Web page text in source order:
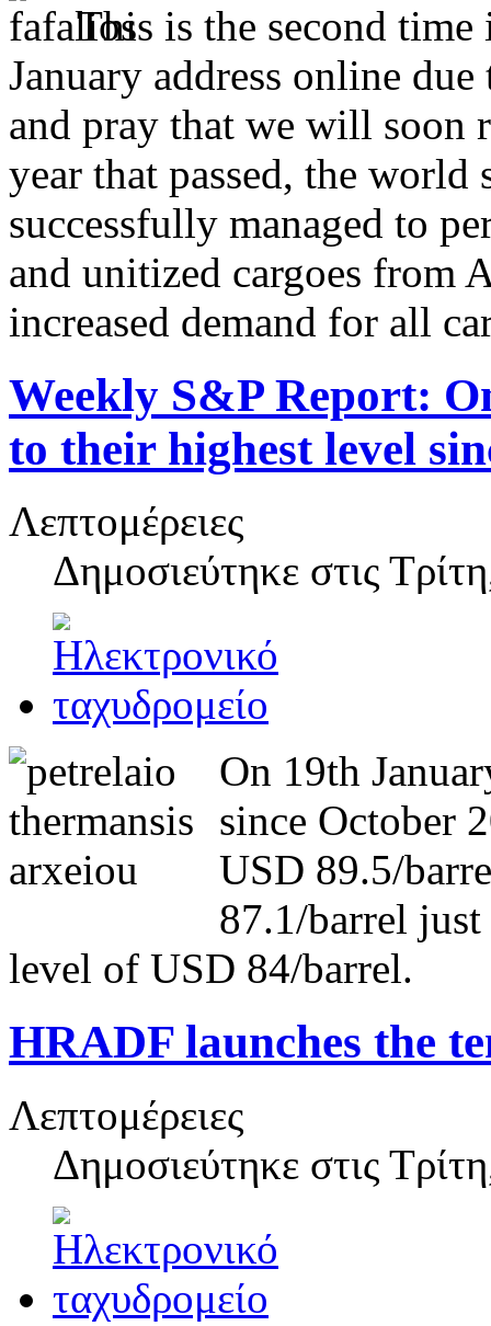
This is the second
January address online
and pray that we will soon
year that passed, the
successfully managed to
and unitized cargoes from
increased demand for all
Weekly S&P Report:
to their highest level
Λεπτομέρειες
Δημοσιεύτηκε στις
On 19th
since October
USD 89.5/
87.1/barrel
level of USD 84/barrel.
HRADF launches the
Λεπτομέρειες
Δημοσιεύτηκε στις